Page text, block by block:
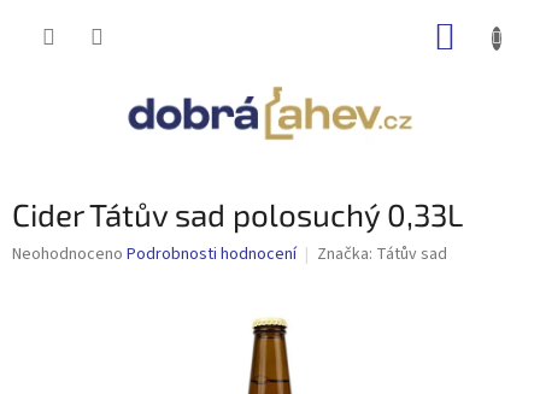
Cider Tátův sad polosuchý 0,33L
Průměrné
Neohodnoceno Podrobnosti hodnocení Značka: Tátův sad